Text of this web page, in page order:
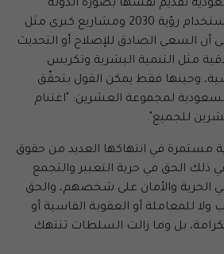
تقديم نفسها بصورة الدولة
الساعية نحو الإصلاح، باستخدام رؤية 2030 ومشاريع كبرى مثل
أن السعي الصادق للإصلاح أو التحديث
مثل التنمية البشرية وتكريس
وحينها فقط يمكن القول بتحقّق
لمجموعة العشرين: "اغتنام
للجميع".
مستمرة في انتهاكها العديد من حقوق
ذلك الحق في حرية التعبير والتجمع
الحرية والأمان على شخصهم، والحق
للمعاملة أو العقوبة القاسية أو
بل وما زالت السلطات تنتهك